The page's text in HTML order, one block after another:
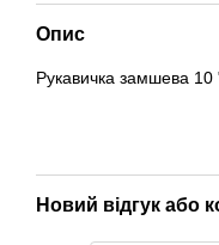
Опис
Рукавичка замшева
Новий відгук або